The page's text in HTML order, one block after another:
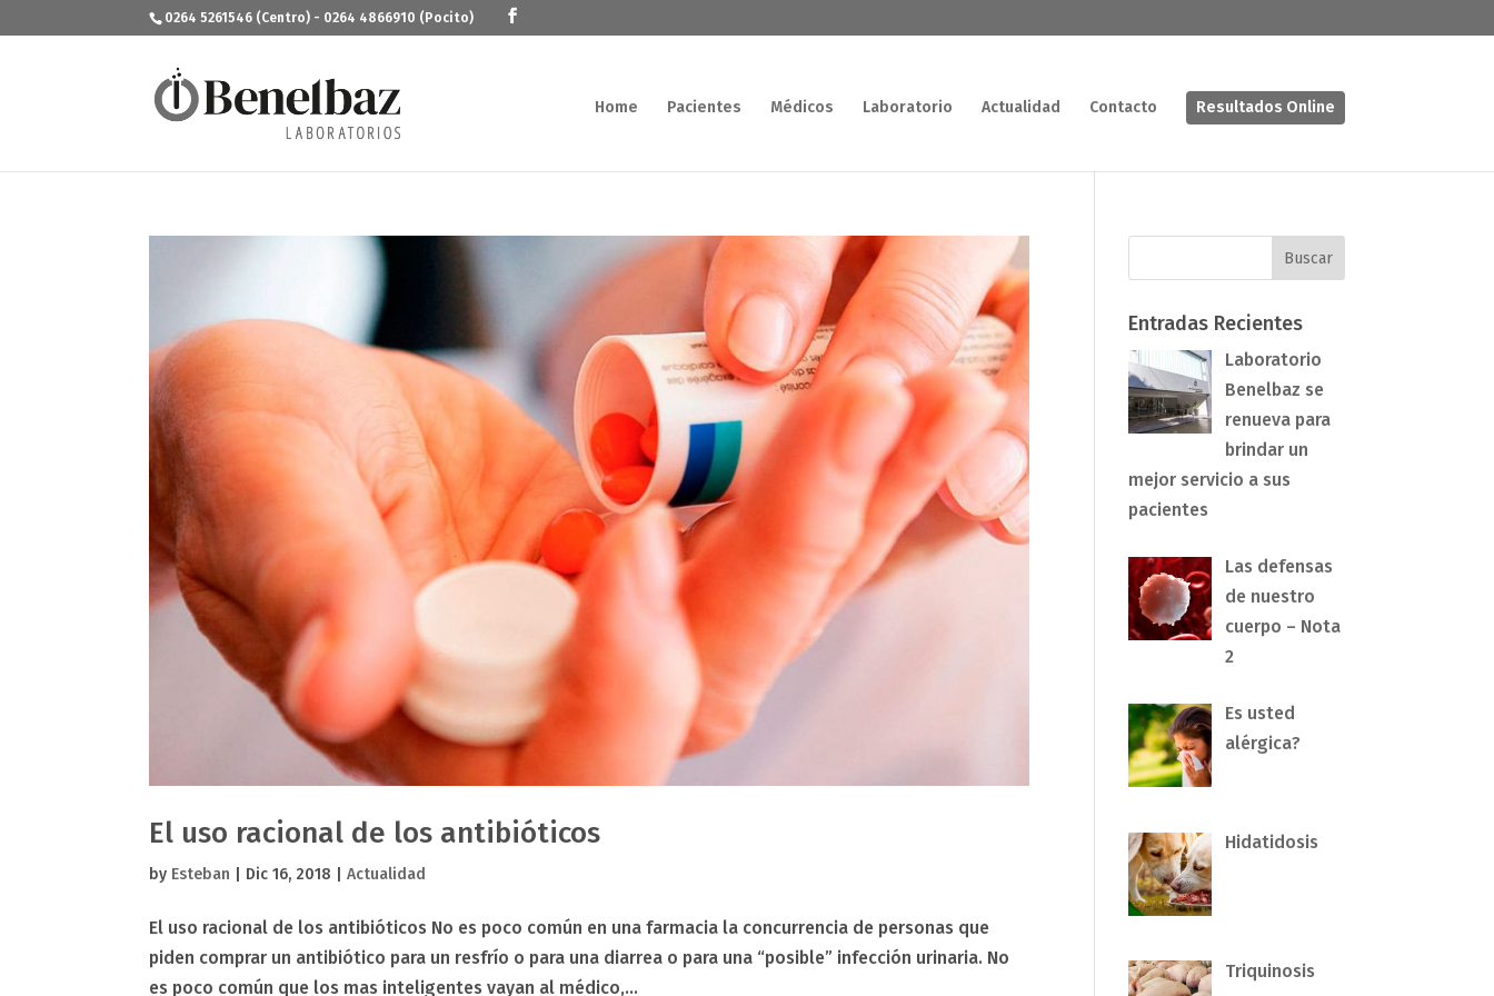
0264 5261546 (Centro) - 0264 4866910 (Pocito)
Home Pacientes Médicos Laboratorio Actualidad Contacto Resultados Online
El uso racional de los antibióticos
by Esteban Dic 16, 2018 |Actualidad
El uso racional de los antibióticos No es poco común en una farmacia la concurrencia de personas que
piden comprar un antibiótico para un resfrío o para una diarrea o para una “posible” infección urinaria. No
es poco común que los mas inteligentes vayan al médico,...
Entradas Recientes
Laboratorio
Benelbaz se
renueva para
brindar un
mejor servicio a sus
pacientes
Las defensas
de nuestro
cuerpo – Nota
2
Es usted
alérgica?
Hidatidosis
Triquinosis